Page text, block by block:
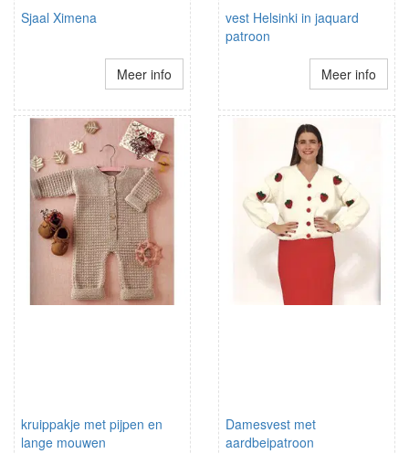
Sjaal Ximena
Meer info
vest Helsinki in jaquard
patroon
Meer info
kruippakje met pijpen en
lange mouwen
Damesvest met
aardbeipatroon